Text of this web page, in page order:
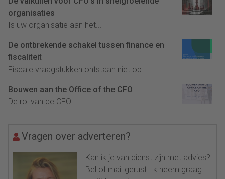
organisaties
Is uw organisatie aan het...
De ontbrekende schakel tussen finance en
fiscaliteit
Fiscale vraagstukken ontstaan niet op...
Bouwen aan the Office of the CFO
De rol van de CFO...
Vragen over adverteren?
Kan ik je van dienst zijn met advies?
Bel of mail gerust. Ik neem graag